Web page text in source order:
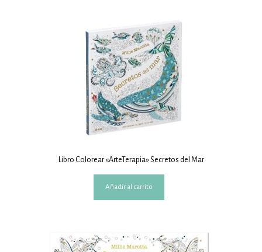
Libro Colorear «ArteTerapia» Secretos del Mar
Añadir al carrito